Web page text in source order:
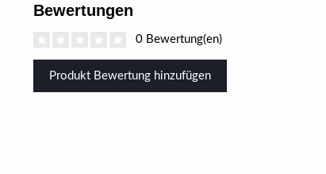
Bewertungen
0 Bewertung(en)
Produkt Bewertung hinzufügen